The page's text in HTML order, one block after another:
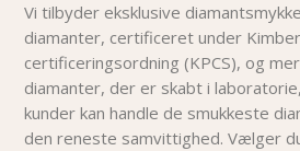
Vi tilbyder eksklusive
diamanter, certificeret under
certificeringsordning (KPCS), og
diamanter, der er skabt i
kunder kan handle de smukkeste
den reneste samvittighed. Vælger